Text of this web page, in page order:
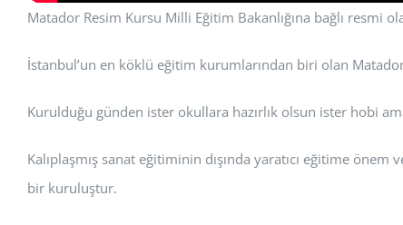
Matador Resim Kursu Milli Eğitim Bakanlığına bağlı
İstanbul’un en köklü eğitim kurumlarından biri olan
Kurulduğu günden ister okullara hazırlık olsun ister hobi
Kalıplaşmış sanat eğitiminin dışında yaratıcı eğitime
bir kuruluştur.